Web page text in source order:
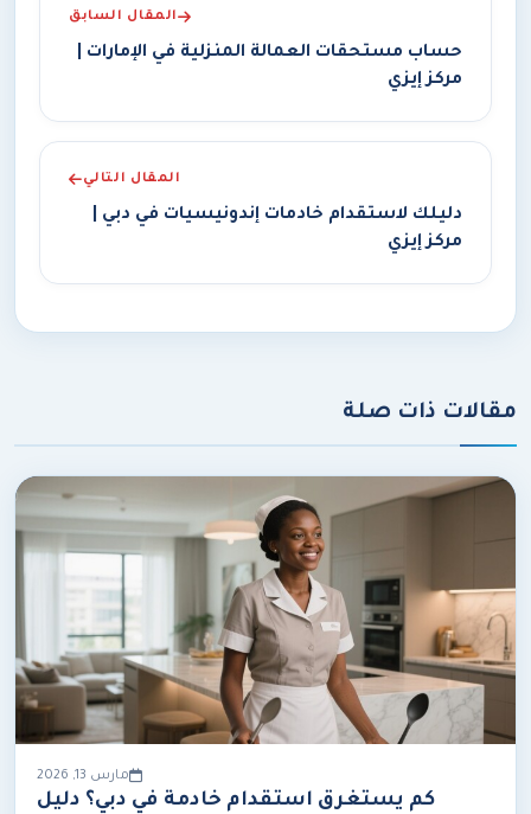
المقال السابق
حساب مستحقات العمالة المنزلية في الإمارات |
مركز إيزي
المقال التالي
دليلك لاستقدام خادمات إندونيسيات في دبي |
مركز إيزي
مقالات ذات صلة
مارس 13, 2026
كم يستغرق استقدام خادمة في دبي؟ دليل